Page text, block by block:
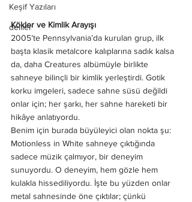
Keşif Yazıları
deliler
Kökler ve Kimlik Arayışı
2005’te Pennsylvania’da kurulan grup, ilk
başta klasik metalcore kalıplarına sadık kalsa
da, daha Creatures albümüyle birlikte
sahneye bilinçli bir kimlik yerleştirdi. Gotik
korku imgeleri, sadece sahne süsü değildi
onlar için; her şarkı, her sahne hareketi bir
hikâye anlatıyordu.
Benim için burada büyüleyici olan nokta şu:
Motionless in White sahneye çıktığında
sadece müzik çalmıyor, bir deneyim
sunuyordu. O deneyim, hem gözle hem
kulakla hissediliyordu. İşte bu yüzden onlar
metal sahnesinde öne çıktılar; çünkü